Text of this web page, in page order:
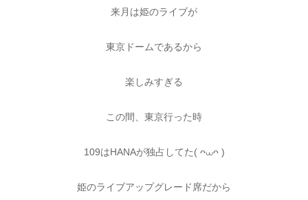
来月は姫のライブが
東京ドームであるから
楽しみすぎる
この間、東京行った時
109はHANAが独占してた( ᴖ⩊ᴖ )
姫のライブアップグレード席だから